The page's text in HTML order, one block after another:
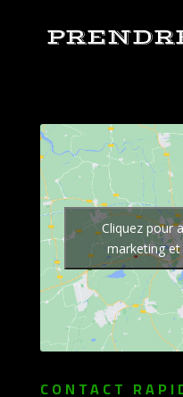
Cliquez pour
marketing
CONTACT